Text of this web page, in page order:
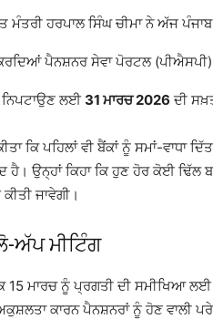
ਮੰਤਰੀ ਹਰਪਾਲ ਸਿੰਘ ਚੀਮਾ ਨੇ ਅੱਜ
ਪੈਨਸ਼ਨਰ ਸੇਵਾ ਪੋਰਟਲ
ਲਈ 31 ਮਾਰਚ 2026 ਦੀ
ਕਿ ਪਹਿਲਾਂ ਵੀ ਬੈਂਕਾਂ ਨੂੰ ਸਮਾਂ-ਵਾਧਾ
ਹੈ। ਉਨ੍ਹਾਂ ਕਿਹਾ ਕਿ ਹੁਣ ਹੋਰ ਕੋਈ ਢਿੱਲ
ਜਾਵੇਗੀ।
ਅੱਪ ਮੀਟਿੰਗ
15 ਮਾਰਚ ਨੂੰ ਪ੍ਰਗਤੀ ਦੀ ਸਮੀਖਿਆ
ਕਾਰਨ ਪੈਨਸ਼ਨਰਾਂ ਨੂੰ ਹੋਣ ਵਾਲੀ